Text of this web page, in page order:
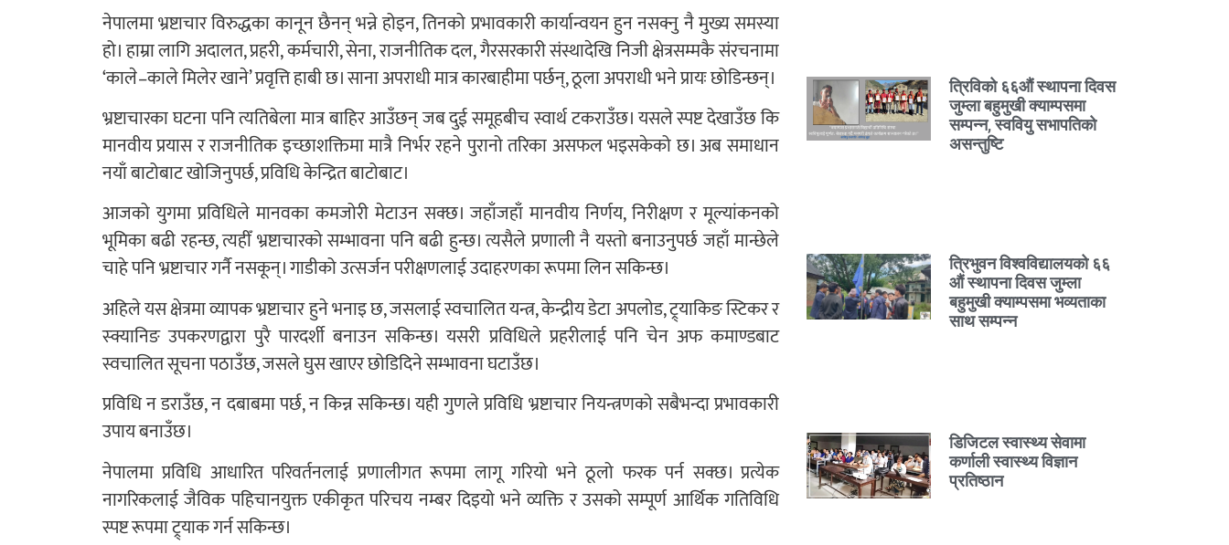
नेपालमा भ्रष्टाचार विरुद्धका कानून छैनन् भन्ने होइन, तिनको प्रभावकारी कार्यान्वयन हुन नसक्नु नै मुख्य समस्या
हो। हाम्रा लागि अदालत, प्रहरी, कर्मचारी, सेना, राजनीतिक दल, गैरसरकारी संस्थादेखि निजी क्षेत्रसम्मकै संरचनामा
‘काले–काले मिलेर खाने’ प्रवृत्ति हाबी छ। साना अपराधी मात्र कारबाहीमा पर्छन्, ठूला अपराधी भने प्रायः छोडिन्छन्।
भ्रष्टाचारका घटना पनि त्यतिबेला मात्र बाहिर आउँछन् जब दुई समूहबीच स्वार्थ टकराउँछ। यसले स्पष्ट देखाउँछ कि
मानवीय प्रयास र राजनीतिक इच्छाशक्तिमा मात्रै निर्भर रहने पुरानो तरिका असफल भइसकेको छ। अब समाधान
नयाँ बाटोबाट खोजिनुपर्छ, प्रविधि केन्द्रित बाटोबाट।
आजको युगमा प्रविधिले मानवका कमजोरी मेटाउन सक्छ। जहाँजहाँ मानवीय निर्णय, निरीक्षण र मूल्यांकनको
भूमिका बढी रहन्छ, त्यहीँ भ्रष्टाचारको सम्भावना पनि बढी हुन्छ। त्यसैले प्रणाली नै यस्तो बनाउनुपर्छ जहाँ मान्छेले
चाहे पनि भ्रष्टाचार गर्नै नसकून्। गाडीको उत्सर्जन परीक्षणलाई उदाहरणका रूपमा लिन सकिन्छ।
अहिले यस क्षेत्रमा व्यापक भ्रष्टाचार हुने भनाइ छ, जसलाई स्वचालित यन्त्र, केन्द्रीय डेटा अपलोड, ट्र्याकिङ स्टिकर र
स्क्यानिङ उपकरणद्वारा पुरै पारदर्शी बनाउन सकिन्छ। यसरी प्रविधिले प्रहरीलाई पनि चेन अफ कमाण्डबाट
स्वचालित सूचना पठाउँछ, जसले घुस खाएर छोडिदिने सम्भावना घटाउँछ।
प्रविधि न डराउँछ, न दबाबमा पर्छ, न किन्न सकिन्छ। यही गुणले प्रविधि भ्रष्टाचार नियन्त्रणको सबैभन्दा प्रभावकारी
उपाय बनाउँछ।
नेपालमा प्रविधि आधारित परिवर्तनलाई प्रणालीगत रूपमा लागू गरियो भने ठूलो फरक पर्न सक्छ। प्रत्येक
नागरिकलाई जैविक पहिचानयुक्त एकीकृत परिचय नम्बर दिइयो भने व्यक्ति र उसको सम्पूर्ण आर्थिक गतिविधि
स्पष्ट रूपमा ट्र्याक गर्न सकिन्छ।
त्रिविको ६६औं स्थापना दिवस
जुम्ला बहुमुखी क्याम्पसमा
सम्पन्न, स्ववियु सभापतिको
असन्तुष्टि
त्रिभुवन विश्वविद्यालयको ६६
औं स्थापना दिवस जुम्ला
बहुमुखी क्याम्पसमा भव्यताका
साथ सम्पन्न
डिजिटल स्वास्थ्य सेवामा
कर्णाली स्वास्थ्य विज्ञान
प्रतिष्ठान